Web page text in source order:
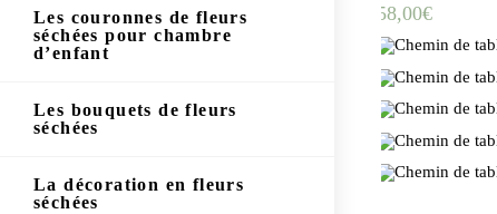
Les couronnes de fleurs
séchées pour chambre
d’enfant
Les bouquets de fleurs
séchées
La décoration en fleurs
séchées
58,00€